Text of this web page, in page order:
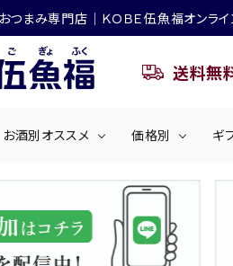
まみ専門店│ＫＯＢＥ伍魚福オンライ
送料無
海産物
お酒別オススメ 価格別 ギ